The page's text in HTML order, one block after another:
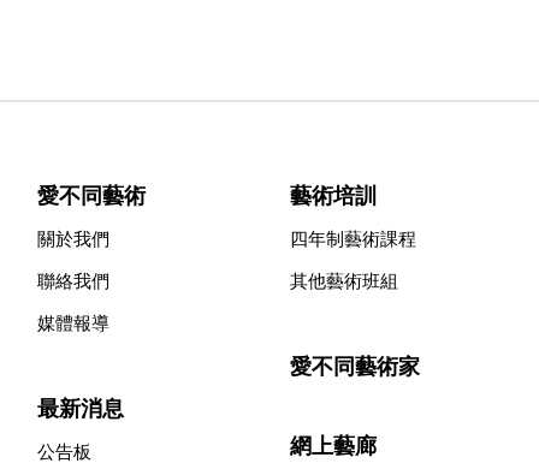
愛不同藝術
關於我們
聯絡我們
媒體報導
最新消息
公告板
藝術培訓
四年制藝術課程
其他藝術班組
愛不同藝術家
網上藝廊